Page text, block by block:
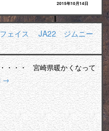
2015年10月14日
フェイス JA22 ジムニー
・・・ 宮崎県暖かくなって
→